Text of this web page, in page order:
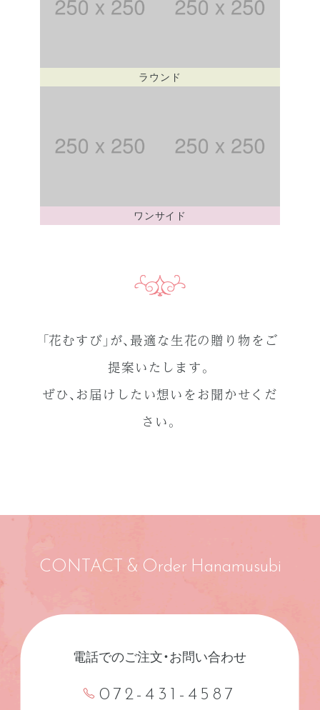
ラウンド
ワンサイド
「花むすび」が、最適な生花の贈り物をご
提案いたします。
ぜひ、お届けしたい想いをお聞かせくだ
さい。
CONTACT & Order Hanamusubi
電話でのご注文・お問い合わせ
072-431-4587